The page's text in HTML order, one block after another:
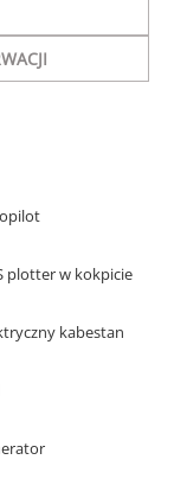
plotter w kokpicie
kabestan